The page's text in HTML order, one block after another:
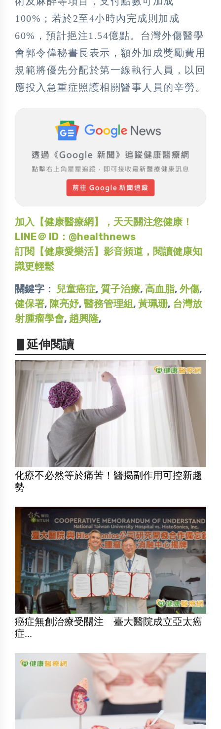
100%；若於2至4小時內完成則加成
60%，預計挹注1.54億點。台灣外傷醫學
會郭令偉秘書長表示，額外加成獎勵費用
規範將優先分配於第一線執行人員，以回
應投入急重症照護相關醫事人員的辛勞。
加入【健康醫療網】，天天關注您健康！
LINE＠ ID：@healthnews
訂閱【健康愛樂活】影音頻道，閱讀健康知
識更輕鬆
關鍵字： 兒童癌症, 質子治療, 高血脂, 外傷,
健保署, 陳亮妤, 醫務管理組, 黃珮珊, 台灣放
射腫瘤學會, 趙興隆,
▋延伸閱讀
化療不必然等於痛苦！醫揭副作用可控新趨
勢
癌症無創治療受關注 臺大醫院成立亞太癌
症...